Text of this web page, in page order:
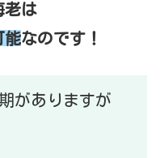
老は
能なのです！
がありますが